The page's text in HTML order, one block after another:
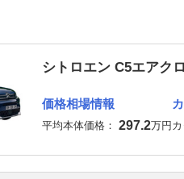
シトロエン C5エアク
価格相場情報
平均本体価格： 297.2万円